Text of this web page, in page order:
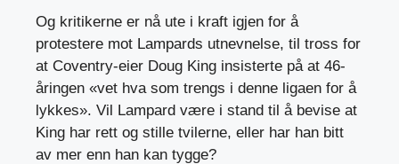
Og kritikerne er nå ute i kraft igjen for å
protestere mot Lampards utnevnelse, til tross for
at Coventry-eier Doug King insisterte på at 46-
åringen «vet hva som trengs i denne ligaen for å
lykkes». Vil Lampard være i stand til å bevise at
King har rett og stille tvilerne, eller har han bitt
av mer enn han kan tygge?